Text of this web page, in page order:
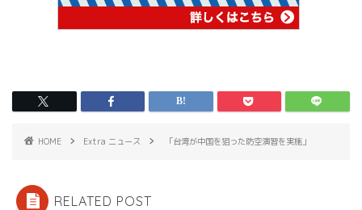
HOME Extra ニュース 「台湾が中国を狙った防空演習を実施」
RELATED POST